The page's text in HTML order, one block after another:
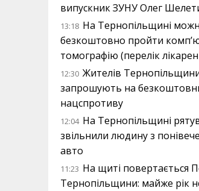
випускник ЗУНУ Олег
13:18 На Тернопільщині
безкоштовно пройти
томографію (перелік
12:30 Жителів
запрошують на
нацспротиву
12:04 На Тернопільщині
звільнили людину з
авто
11:23 На щиті повертається
Тернопільщини: майже рік